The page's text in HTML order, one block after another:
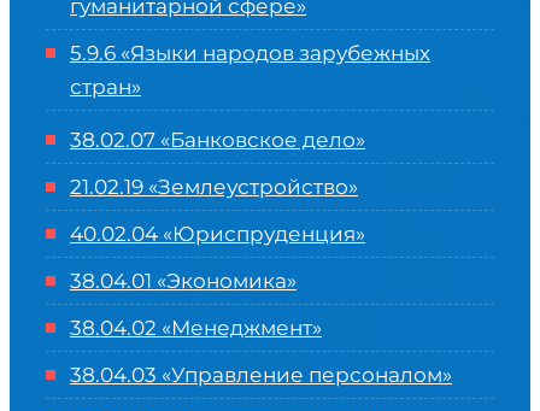
гуманитарной сфере»
5.9.6 «Языки народов зарубежных
стран»
38.02.07 «Банковское дело»
21.02.19 «Землеустройство»
40.02.04 «Юриспруденция»
38.04.01 «Экономика»
38.04.02 «Менеджмент»
38.04.03 «Управление персоналом»